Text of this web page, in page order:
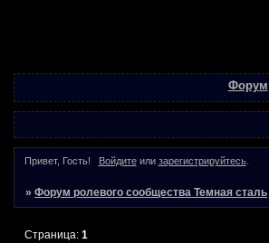
Форум
Привет, Гость! Войдитеили зарегистрируйтесь.
»Форум ролевого сообщества Темная сталь
Страница:1